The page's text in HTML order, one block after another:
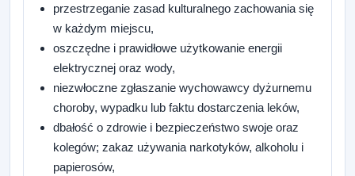
przestrzeganie zasad kulturalnego zachowania się
w każdym miejscu,
oszczędne i prawidłowe użytkowanie energii
elektrycznej oraz wody,
niezwłoczne zgłaszanie wychowawcy dyżurnemu
choroby, wypadku lub faktu dostarczenia leków,
dbałość o zdrowie i bezpieczeństwo swoje oraz
kolegów; zakaz używania narkotyków, alkoholu i
papierosów,